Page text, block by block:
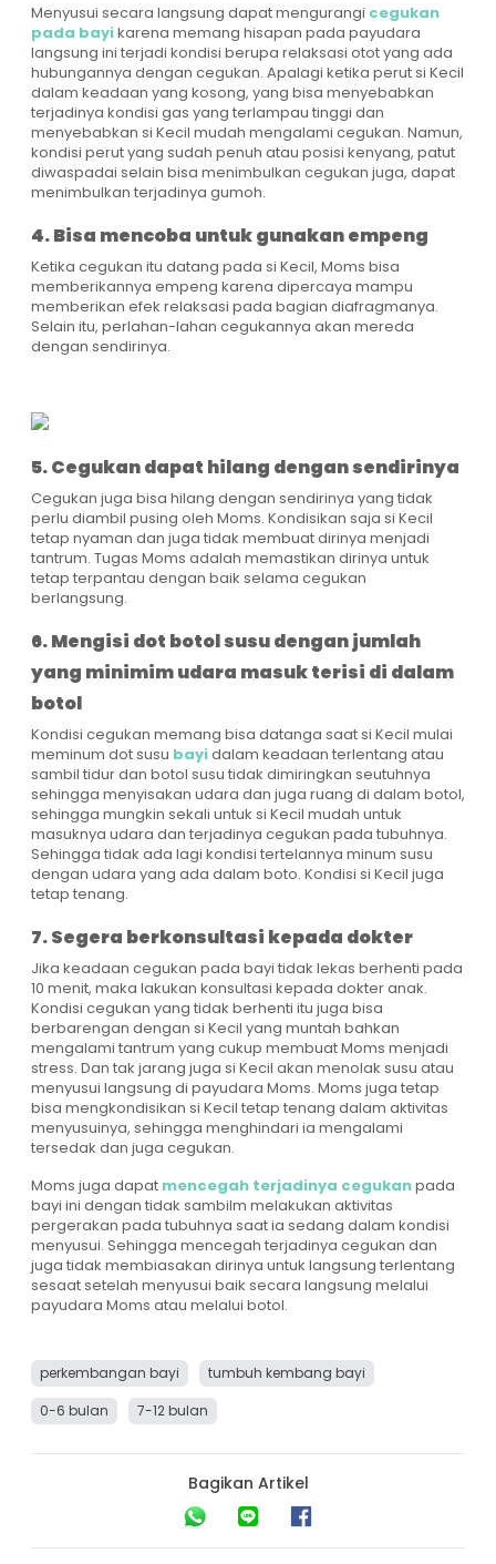
Menyusui secara langsung dapat mengurangi cegukan
pada bayikarena memang hisapan pada payudara
langsung ini terjadi kondisi berupa relaksasi otot yang ada
hubungannya dengan cegukan. Apalagi ketika perut si Kecil
dalam keadaan yang kosong, yang bisa menyebabkan
terjadinya kondisi gas yang terlampau tinggi dan
menyebabkan si Kecil mudah mengalami cegukan. Namun,
kondisi perut yang sudah penuh atau posisi kenyang, patut
diwaspadai selain bisa menimbulkan cegukan juga, dapat
menimbulkan terjadinya gumoh.
4. Bisa mencoba untuk gunakan empeng
Ketika cegukan itu datang pada si Kecil, Moms bisa
memberikannya empeng karena dipercaya mampu
memberikan efek relaksasi pada bagian diafragmanya.
Selain itu, perlahan-lahan cegukannya akan mereda
dengan sendirinya.
5. Cegukan dapat hilang dengan sendirinya
Cegukan juga bisa hilang dengan sendirinya yang tidak
perlu diambil pusing oleh Moms. Kondisikan saja si Kecil
tetap nyaman dan juga tidak membuat dirinya menjadi
tantrum. Tugas Moms adalah memastikan dirinya untuk
tetap terpantau dengan baik selama cegukan
berlangsung.
6. Mengisi dot botol susu dengan jumlah
yang minimim udara masuk terisi di dalam
botol
Kondisi cegukan memang bisa datanga saat si Kecil mulai
meminum dot susu bayidalam keadaan terlentang atau
sambil tidur dan botol susu tidak dimiringkan seutuhnya
sehingga menyisakan udara dan juga ruang di dalam botol,
sehingga mungkin sekali untuk si Kecil mudah untuk
masuknya udara dan terjadinya cegukan pada tubuhnya.
Sehingga tidak ada lagi kondisi tertelannya minum susu
dengan udara yang ada dalam boto. Kondisi si Kecil juga
tetap tenang.
7. Segera berkonsultasi kepada dokter
Jika keadaan cegukan pada bayi tidak lekas berhenti pada
10 menit, maka lakukan konsultasi kepada dokter anak.
Kondisi cegukan yang tidak berhenti itu juga bisa
berbarengan dengan si Kecil yang muntah bahkan
mengalami tantrum yang cukup membuat Moms menjadi
stress. Dan tak jarang juga si Kecil akan menolak susu atau
menyusui langsung di payudara Moms. Moms juga tetap
bisa mengkondisikan si Kecil tetap tenang dalam aktivitas
menyusuinya, sehingga menghindari ia mengalami
tersedak dan juga cegukan.
Moms juga dapat mencegah terjadinya cegukanpada
bayi ini dengan tidak sambilm melakukan aktivitas
pergerakan pada tubuhnya saat ia sedang dalam kondisi
menyusui. Sehingga mencegah terjadinya cegukan dan
juga tidak membiasakan dirinya untuk langsung terlentang
sesaat setelah menyusui baik secara langsung melalui
payudara Moms atau melalui botol.
perkembangan bayi
tumbuh kembang bayi
0-6 bulan
7-12 bulan
Bagikan Artikel